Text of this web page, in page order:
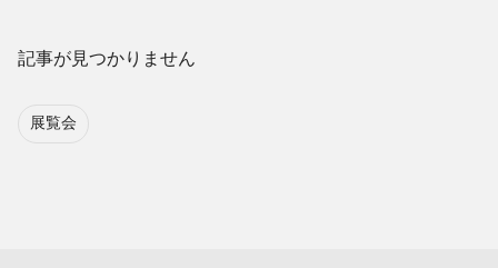
記事が見つかりません
展覧会